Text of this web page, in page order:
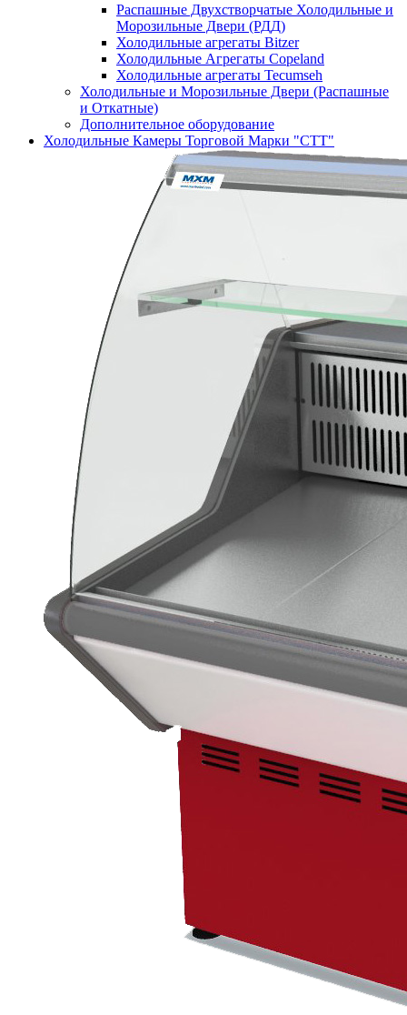
Распашные Двухстворчатые Холодильные и
Морозильные Двери (РДД)
Холодильные агрегаты Bitzer
Холодильные Агрегаты Copeland
Холодильные агрегаты Tecumseh
Холодильные и Морозильные Двери (Распашные
и Откатные)
Дополнительное оборудование
Холодильные Камеры Торговой Марки "СТТ"